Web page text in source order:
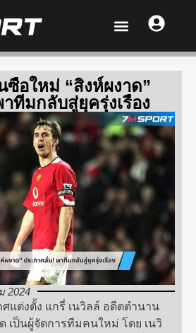
ซือใหม่ “สิงห์ผงาด”
ทีมกลับสู่ยุครุ่งเรือง
2024
แต่งตั้ง แกรี่ เนวิลล์ อดีตตำนาน
เป็นผู้จัดการทีมคนใหม่ โดย เนวิ